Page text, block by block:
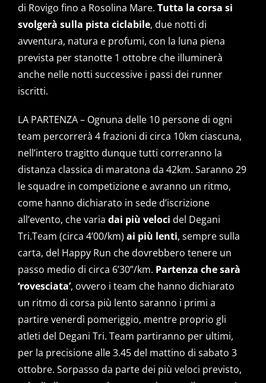
di Rovigo fino a Rosolina Mare. Tutta la corsa si
svolgerà sulla pista ciclabile, due notti di
avventura, natura e profumi, con la luna piena
prevista per stanotte 1 ottobre che illuminerà
anche nelle notti successive i passi dei runner
iscritti.
LA PARTENZA – Ognuna delle 10 persone di ogni
team percorrerà 4 frazioni di circa 10km ciascuna,
nell’intero tragitto dunque tutti correranno la
distanza classica di maratona da 42km. Saranno 29
le squadre in competizione e avranno un ritmo,
come hanno dichiarato in sede d’iscrizione
all’evento, che varia dai più veloci del Degani
Tri.Team (circa 4’00/km) ai più lenti, sempre sulla
carta, del Happy Run che dovrebbero tenere un
passo medio di circa 6’30”/km. Partenza che sarà
‘rovesciata’, ovvero i team che hanno dichiarato
un ritmo di corsa più lento saranno i primi a
partire venerdì pomeriggio, mentre proprio gli
atleti del Degani Tri. Team partiranno per ultimi,
per la precisione alle 3.45 del mattino di sabato 3
ottobre. Sorpasso da parte dei più veloci previsto,